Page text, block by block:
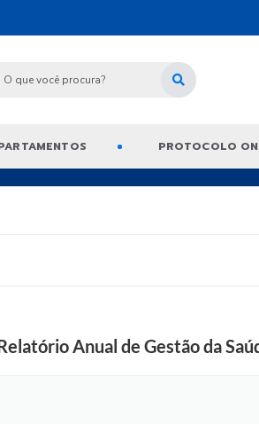
PROTOCOLO
Anual de Gestão da